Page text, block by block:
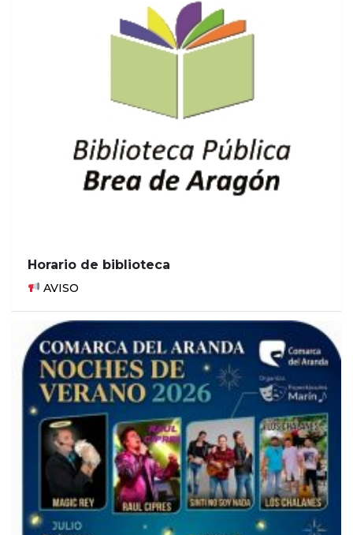
Horario de biblioteca
AVISO